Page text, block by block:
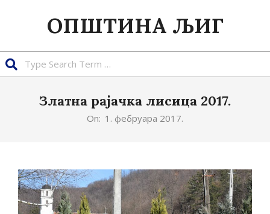
ОПШТИНА ЉИГ
Златна рајачка лисица 2017.
On: 1. фебруара 2017.